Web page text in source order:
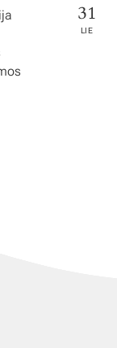
31
LIE